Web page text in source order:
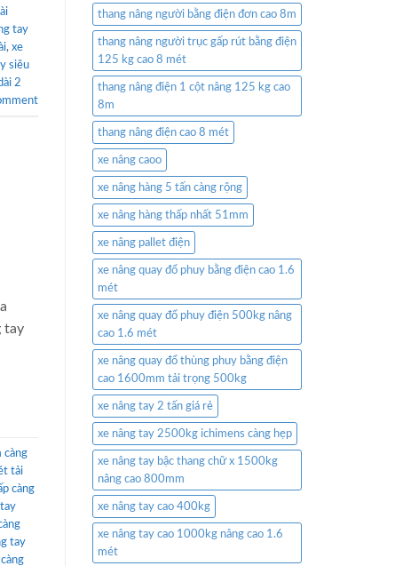
tay
, xe
siêu
2
tay
càng
tải
càng
tay
thang nâng người bằng điện đơn cao 8m
thang nâng người trục gấp rút bằng điện
125 kg cao 8 mét
thang nâng điện 1 cột nâng 125 kg cao
8m
thang nâng điện cao 8 mét
xe nâng caoo
xe nâng hàng 5 tấn càng rộng
xe nâng hàng thấp nhất 51mm
xe nâng pallet điện
xe nâng quay đổ phuy bằng điện cao 1.6
mét
xe nâng quay đổ phuy điện 500kg nâng
cao 1.6 mét
xe nâng quay đổ thùng phuy bằng điện
cao 1600mm tải trọng 500kg
xe nâng tay 2 tấn giá rẻ
xe nâng tay 2500kg ichimens càng hẹp
xe nâng tay bậc thang chữ x 1500kg
nâng cao 800mm
xe nâng tay cao 400kg
xe nâng tay cao 1000kg nâng cao 1.6
mét